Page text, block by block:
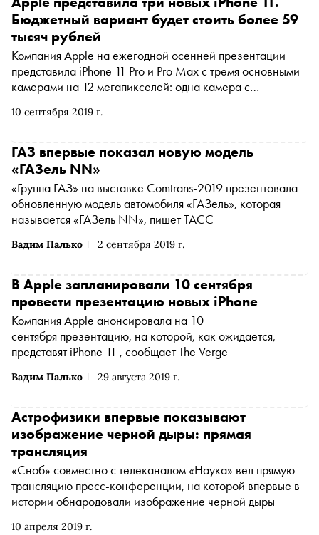
10 сентября 2019 г.
Бюджетный вариант будет стоить более 59
тысяч рублей
Компания Apple на ежегодной осенней презентации
представила iPhone 11 Pro и Pro Max с тремя основными
камерами на 12 мегапикселей: одна камера с
третья — обычная
Вадим Палько 2 сентября 2019 г.
ГАЗ впервые показал новую модель
«ГАЗель NN»
«Группа ГАЗ» на выставке Comtrans-2019 презентовала
обновленную модель автомобиля «ГАЗель», которая
называется «ГАЗель NN», пишет ТАСС
Вадим Палько 29 августа 2019 г.
В Apple запланировали 10 сентября
провести презентацию новых iPhone
Компания Apple анонсировала на 10
сентября презентацию, на которой, как ожидается,
представят iPhone 11 , сообщает The Verge
10 апреля 2019 г.
Астрофизики впервые показывают
изображение черной дыры: прямая
трансляция
«Сноб» совместно с телеканалом «Наука» вел прямую
трансляцию пресс-конференции, на которой впервые в
истории обнародовали изображение черной дыры